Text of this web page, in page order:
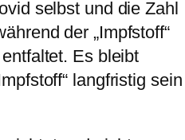
selbst und die Zahl
der „Impfstoff“
Es bleibt
langfristig sein